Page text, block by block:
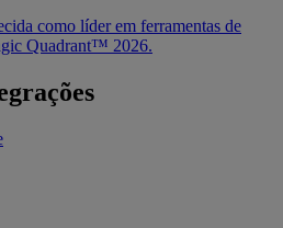
como líder em ferramentas de
Quadrant™ 2026.